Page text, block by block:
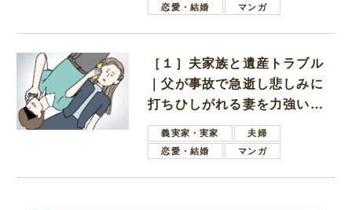
恋愛・結婚
マンガ
［１］夫家族と遺産トラブル
｜父が事故で急逝し悲しみに
打ちひしがれる妻を力強い言
葉で励ます夫
義実家・実家
夫婦
恋愛・結婚
マンガ